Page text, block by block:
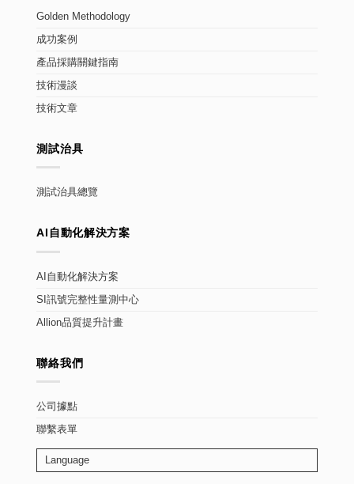
Golden Methodology
成功案例
產品採購關鍵指南
技術漫談
技術文章
測試治具
測試治具總覽
AI自動化解決方案
AI自動化解決方案
SI訊號完整性量測中心
Allion品質提升計畫
聯絡我們
公司據點
聯繫表單
Language